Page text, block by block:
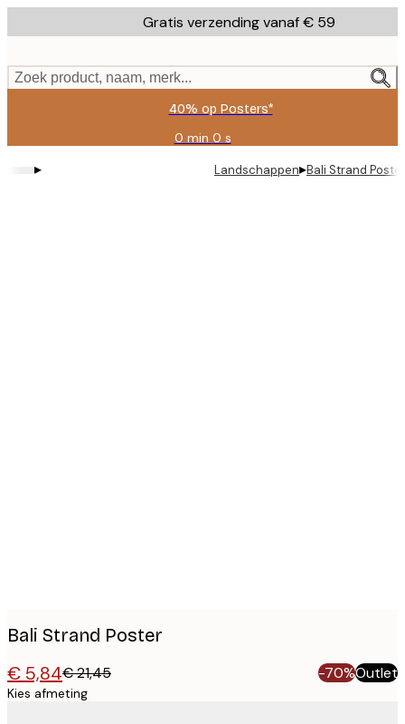
to
content.
Gratis verzending vanaf € 59
Zoek product, naam, merk...
40% op Posters*
0 min 0 s
Geldig
tot:
2026-
▸ Landschappen▸Bali Strand Poster
Bali Strand Poster
€ 5,84€ 21,45 -70%Outlet
Kies afmeting